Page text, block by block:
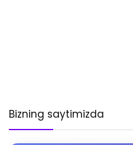
Bizning saytimizda